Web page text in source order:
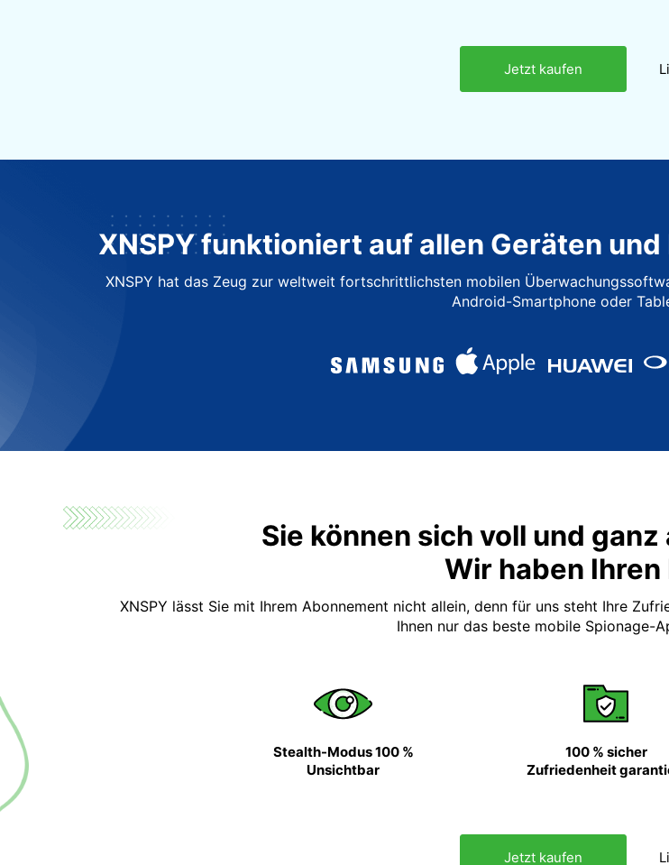
Jetzt kaufen
XNSPY funktioniert auf allen Geräten
XNSPY hat das Zeug zur weltweit fortschrittlichsten mobilen
Android-Smartphone oder
Sie können sich voll und
Wir haben Ihren
XNSPY lässt Sie mit Ihrem Abonnement nicht allein, denn für uns steht Ihre
Ihnen nur das beste mobile Spionage-
Stealth-Modus 100 %
Unsichtbar
100 % sicher
Zufriedenheit
Jetzt kaufen